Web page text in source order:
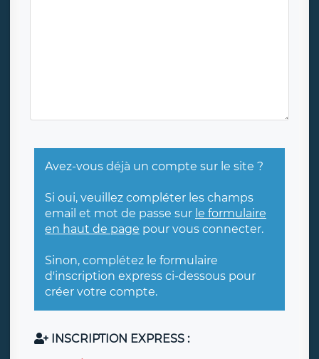
Avez-vous déjà un compte sur le site ?
Si oui, veuillez compléter les champs
email et mot de passe sur le formulaire
en haut de page pour vous connecter.
Sinon, complétez le formulaire
d'inscription express ci-dessous pour
créer votre compte.
INSCRIPTION EXPRESS :